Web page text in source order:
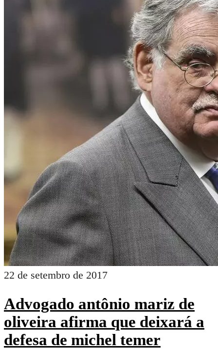
22 de setembro de 2017
Advogado antônio mariz de
oliveira afirma que deixará a
defesa de michel temer